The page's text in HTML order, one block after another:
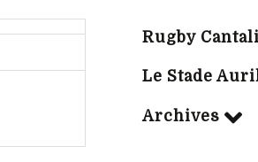
Rugby
Le Stade
Archives